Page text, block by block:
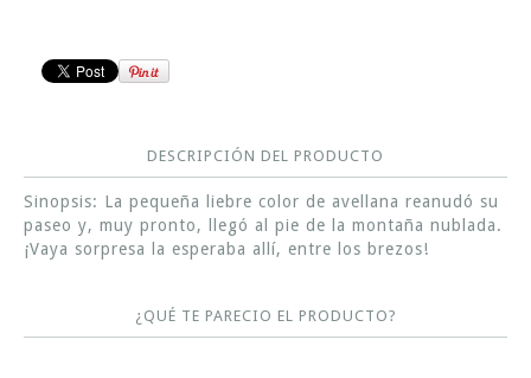
DESCRIPCIÓN DEL PRODUCTO
Sinopsis: La pequeña liebre color de avellana reanudó su
paseo y, muy pronto, llegó al pie de la montaña nublada.
¡Vaya sorpresa la esperaba allí, entre los brezos!
¿QUÉ TE PARECIO EL PRODUCTO?